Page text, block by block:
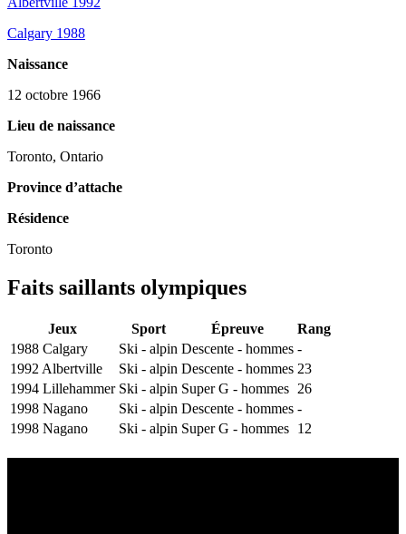
Calgary 1988
Naissance
12 octobre 1966
Lieu de naissance
Toronto, Ontario
Province d’attache
Résidence
Toronto
Faits saillants olympiques
Jeux Sport Épreuve
Rang
1988 Calgary
Ski - alpin Descente - hommes -
1992 Albertville
Ski - alpin Descente - hommes 23
1994 Lillehammer Ski - alpin Super G - hommes 26
1998 Nagano
Ski - alpin Descente - hommes -
1998 Nagano
Ski - alpin Super G - hommes 12